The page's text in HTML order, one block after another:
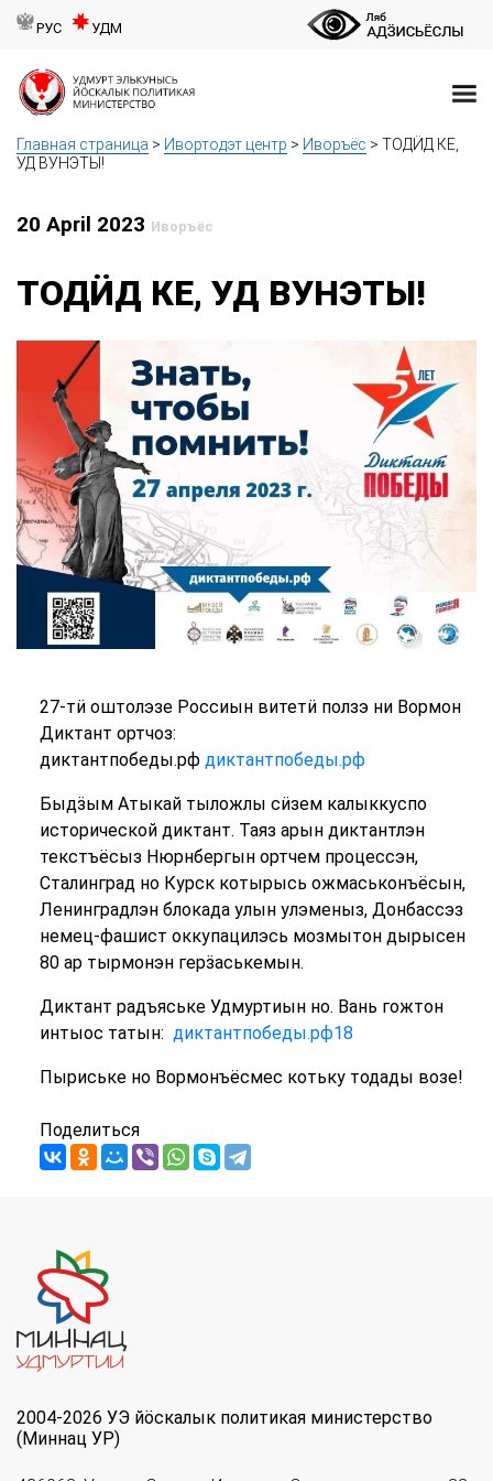
РУС УДМ
Главная страница > Ивортодэт центр > Иворъёс > ТОДӤД КЕ,
УД ВУНЭТЫ!
20 April 2023 Иворъёс
ТОДӤД КЕ, УД ВУНЭТЫ!
27-тӥ оштолэзе Россиын витетӥ ползэ ни Вормон
Диктант ортчоз:
диктантпобеды.рф диктантпобеды.рф
Быдӟым Атыкай тыложлы сӥзем калыккуспо
исторической диктант. Таяз арын диктантлэн
текстъёсыз Нюрнбергын ортчем процессэн,
Сталинград но Курск котырысь ожмаськонъёсын,
Ленинградлэн блокада улын улэменыз, Донбассэз
немец-фашист оккупацилэсь мозмытон дырысен
80 ар тырмонэн герӟаськемын.
Диктант радъяське Удмуртиын но. Вань гожтон
интыос татын: диктантпобеды.рф18
Пыриське но Вормонъёсмес котьку тодады возе!
Поделиться
2004-2026 УЭ йöскалык политикая министерство
(Миннац УР)